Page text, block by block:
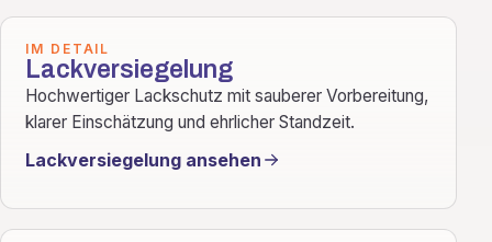
IM DETAIL
Lackversiegelung
Hochwertiger Lackschutz mit sauberer Vorbereitung,
klarer Einschätzung und ehrlicher Standzeit.
Lackversiegelung ansehen